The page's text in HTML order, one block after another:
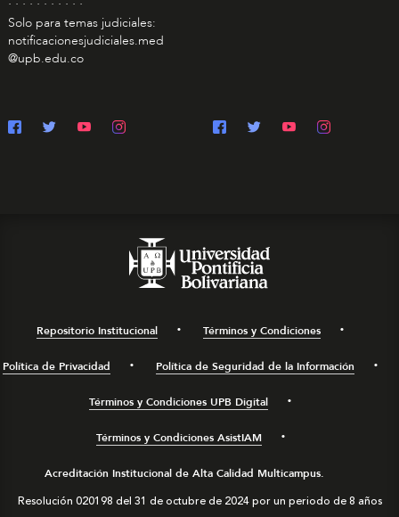
Solo para temas judiciales:
notificacionesjudiciales.med
@upb.edu.co
Repositorio Institucional Términos y Condiciones
Política de Privacidad Política de Seguridad de la Información
Términos y Condiciones UPB Digital
Términos y Condiciones AsistIAM
Acreditación Institucional de Alta Calidad Multicampus.
Resolución 020198 del 31 de octubre de 2024 por un periodo de 8 años